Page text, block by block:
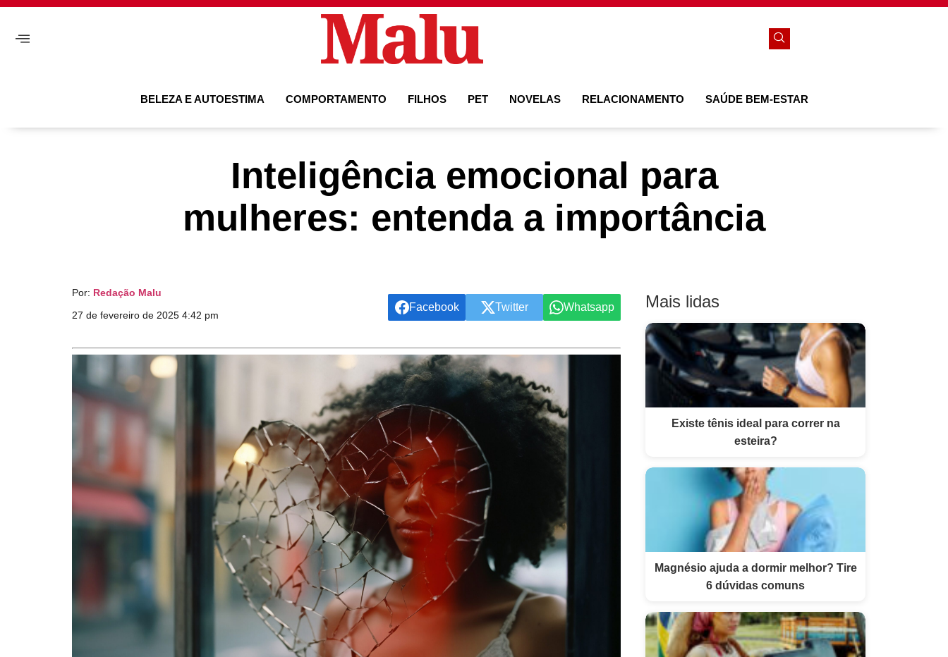
BELEZA E AUTOESTIMA COMPORTAMENTO FILHOS PET NOVELAS RELACIONAMENTO SAÚDE BEM-ESTAR
Inteligência emocional para
mulheres: entenda a importância
Por: Redação Malu
27 de fevereiro de 2025 4:42 pm
Facebook Twitter Whatsapp Mais lidas
Existe tênis ideal para correr na
esteira?
Magnésio ajuda a dormir melhor? Tire
6 dúvidas comuns